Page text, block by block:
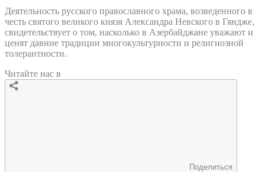
Деятельность русского православного храма, возведенного в
честь святого великого князя Александра Невского в Гяндже,
свидетельствует о том, насколько в Азербайджане уважают и
ценят давние традиции многокультурности и религиозной
толерантности.
Читайте нас в
Поделиться